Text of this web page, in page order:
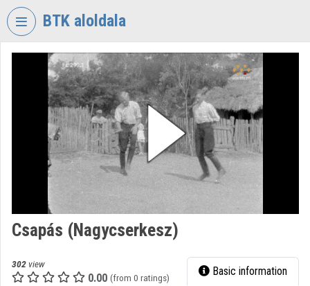
Skip header
BTK aloldala
VIDEOTORIUM
RESEARCH
CENTRE
HUMANTITIES
Organization home
Categories
Csapás (Nagycserkesz)
302 view
0.00 (from 0 ratings) Basic information